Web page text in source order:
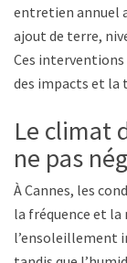
entretien annuel
ajout de terre,
Ces
des impacts et la
Le climat
ne pas
À Cannes, les
la fréquence et la
l’ensoleillement